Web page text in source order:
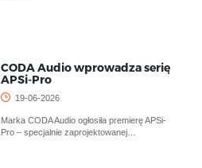
CODA Audio wprowadza serię
APSi-Pro
19-06-2026
Marka CODA Audio ogłosiła premierę APSi-
Pro – specjalnie zaprojektowanej…